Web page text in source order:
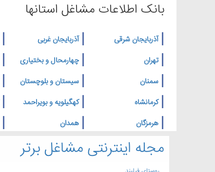
بانک اطلاعات مشاغل استانها
آذربایجان شرقی آذربایجان غربی
تهران
چهارمحال و بختیاری
سمنان
سیستان و بلوچستان
کرمانشاه
کهگیلویه و بویراحمد
هرمزگان
همدان
مجله اینترنتی مشاغل برتر